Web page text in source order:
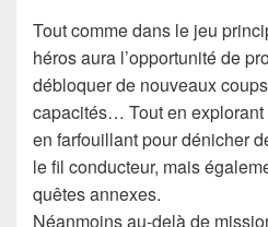
Tout comme dans le jeu
héros aura l’opportunité de
débloquer de nouveaux
capacités… Tout en explorant
en farfouillant pour dénicher
le fil conducteur, mais
quêtes annexes.
Néanmoins au-delà de